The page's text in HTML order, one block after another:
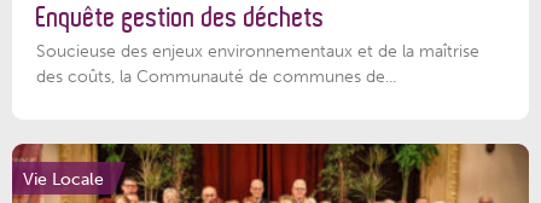
Enquête gestion des déchets
Soucieuse des enjeux environnementaux et de la maîtrise
des coûts, la Communauté de communes de...
Vie Locale